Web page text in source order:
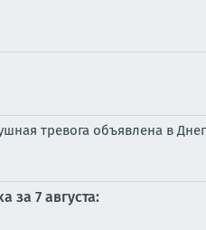
тревога объявлена в
за 7 августа: